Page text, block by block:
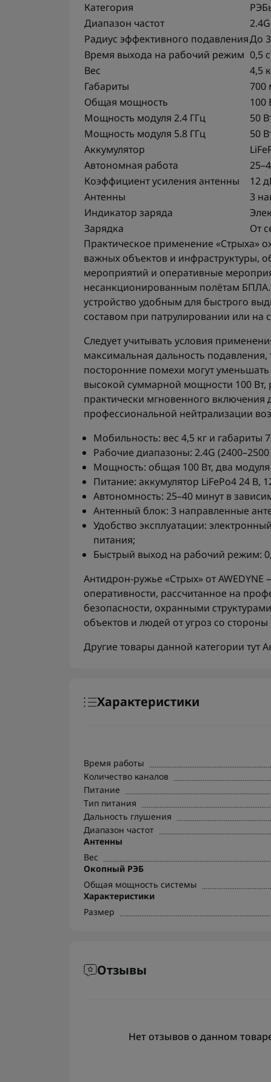
Категория
Диапазон частот
Радиус эффективного подавленияДо
Время выхода на рабочий режим 0,5
Вес
4,5
Габариты
700
Общая мощность
100
Мощность модуля 2.4 ГГц
50
Мощность модуля 5.8 ГГц
50
Аккумулятор
Автономная работа
Коэффициент усиления антенны
12
Антенны
3
Индикатор заряда
Зарядка
От
Практическое применение «Стрыха»
важных объектов и инфраструктуры,
мероприятий и оперативные
несанкционированным полётам
устройство удобным для быстрого
составом при патрулировании или на
Следует учитывать условия
максимальная дальность подавления,
посторонние помехи могут
высокой суммарной мощности 100 Вт,
практически мгновенного
профессиональной нейтрализации
Мобильность: вес 4,5 кг и габариты
Рабочие диапазоны: 2.4G
Мощность: общая 100 Вт, два модуля
Питание: аккумулятор LiFePo4 24 В,
Автономность: 25–40 минут в
Антенный блок: 3 направленные
Удобство эксплуатации:
питания;
Быстрый выход на рабочий режим:
Антидрон-ружье «Стрых» от
оперативности, рассчитанное на
безопасности, охранными
объектов и людей от угроз со
Другие товары данной категории тут
Характеристики
Время работы
Количество каналов
Питание
Тип питания
Дальность глушения
Диапазон частот
Антенны
Вес
Окопный РЭБ
Общая мощность системы
Характеристики
Размер
Отзывы
Нет отзывов о данном